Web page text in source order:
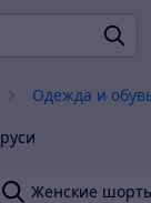
Одежда и
Женские